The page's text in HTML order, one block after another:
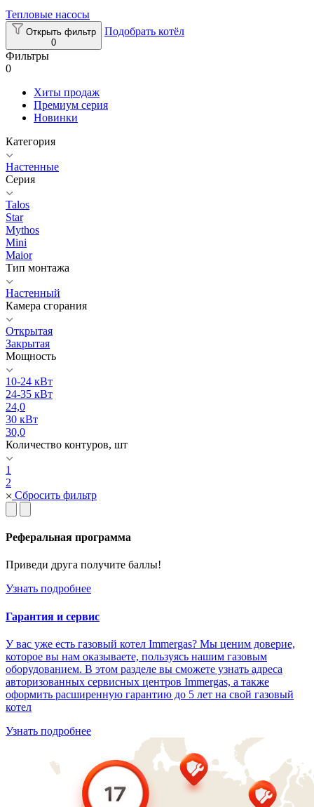
Тепловые насосы
Открыть фильтр
0
Подобрать котёл
Фильтры
0
Хиты продаж
Премиум серия
Новинки
Категория
Настенные
Серия
Talos
Star
Mythos
Mini
Maior
Тип монтажа
Настенный
Камера сгорания
Открытая
Закрытая
Мощность
10-24 кВт
24-35 кВт
24,0
30 кВт
30,0
Количество контуров, шт
1
2
Сбросить фильтр
Реферальная программа
Приведи друга получите баллы!
Узнать подробнее
Гарантия и сервис
У вас уже есть газовый котел Immergas? Мы ценим доверие,
которое вы нам оказываете, пользуясь нашим газовым
оборудованием. В этом разделе вы сможете узнать адреса
авторизованных сервисных центров Immergas, а также
оформить расширенную гарантию до 5 лет на свой газовый
котел
Узнать подробнее